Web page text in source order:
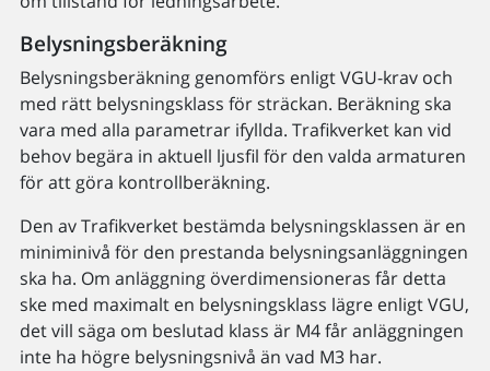
Belysningsberäkning
Belysningsberäkning genomförs enligt VGU-krav och
med rätt belysningsklass för sträckan. Beräkning ska
vara med alla parametrar ifyllda. Trafikverket kan vid
behov begära in aktuell ljusfil för den valda armaturen
för att göra kontrollberäkning.
Den av Trafikverket bestämda belysningsklassen är en
miniminivå för den prestanda belysningsanläggningen
ska ha. Om anläggning överdimensioneras får detta
ske med maximalt en belysningsklass lägre enligt VGU,
det vill säga om beslutad klass är M4 får anläggningen
inte ha högre belysningsnivå än vad M3 har.